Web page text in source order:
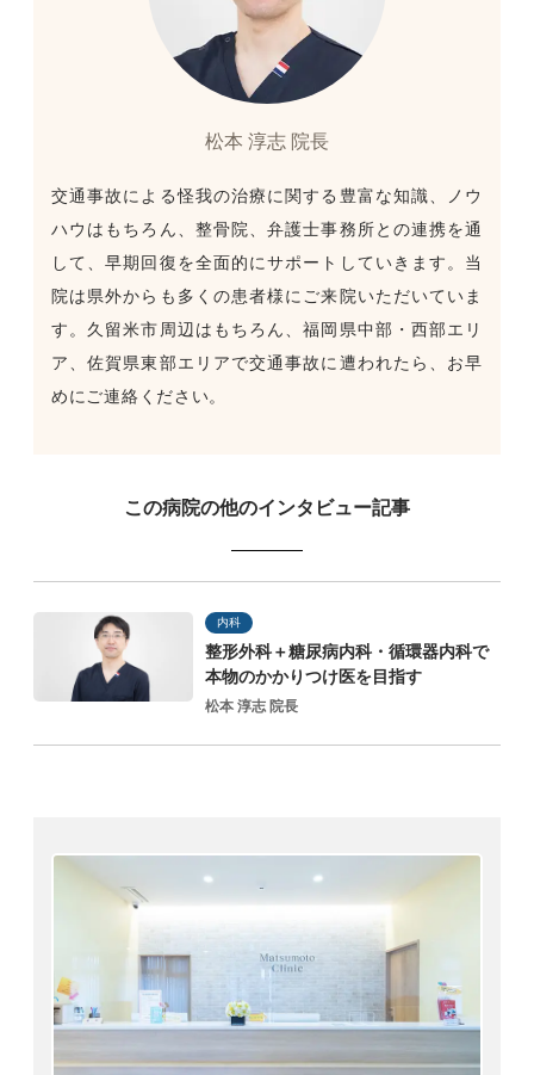
松本 淳志 院長
交通事故による怪我の治療に関する豊富な知識、ノウ
ハウはもちろん、整骨院、弁護士事務所との連携を通
して、早期回復を全面的にサポートしていきます。当
院は県外からも多くの患者様にご来院いただいていま
す。久留米市周辺はもちろん、福岡県中部・西部エリ
ア、佐賀県東部エリアで交通事故に遭われたら、お早
めにご連絡ください。
この病院の他のインタビュー記事
内科
整形外科＋糖尿病内科・循環器内科で
本物のかかりつけ医を目指す
松本 淳志 院長